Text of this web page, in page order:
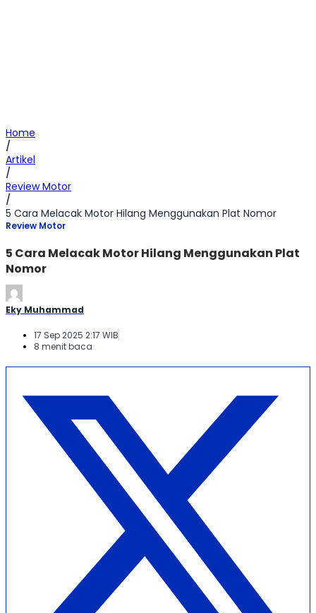
Home
/
Artikel
/
Review Motor
/
5 Cara Melacak Motor Hilang Menggunakan Plat Nomor
Review Motor
5 Cara Melacak Motor Hilang Menggunakan Plat
Nomor
Eky Muhammad
17 Sep 2025 2:17 WIB
8 menit baca